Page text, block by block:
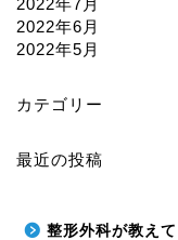
2022年6月
2022年5月
カテゴリー
最近の投稿
整形外科が教え